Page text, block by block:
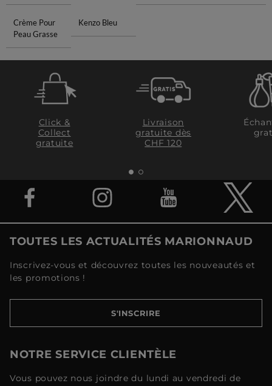
Crème Pour
Peau Grasse
Kenzo Bleu
Click &
Collect
gratuite
Livraison
gratuite dès
CHF 120
TOUTES LES ACTUALITÉS MARIONNAUD
Inscrivez-vous et découvrez toutes les nouveautés et
les promotions !
S'INSCRIRE
NOTRE SERVICE CLIENTÈLE
Vous pouvez nous joindre du lundi au vendredi de